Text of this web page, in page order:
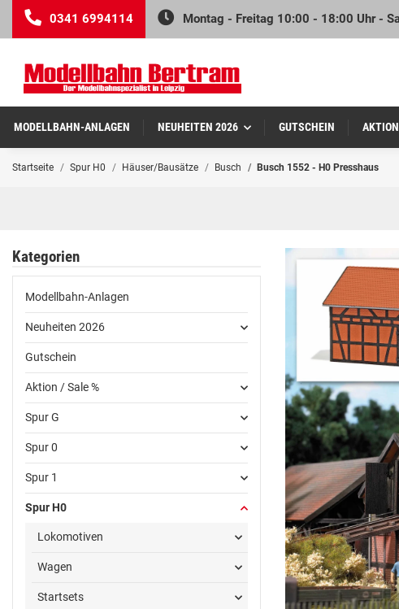
0341 6994114 Montag - Freitag 10:00 - 18:00 Uhr -
MODELLBAHN-ANLAGEN NEUHEITEN 2026 GUTSCHEIN
Startseite Spur H0 Häuser/Bausätze Busch Busch 1552 - H0 Presshaus
Kategorien
Modellbahn-Anlagen
Neuheiten 2026
Gutschein
Aktion / Sale %
Spur G
Spur 0
Spur 1
Spur H0
Lokomotiven
Wagen
Startsets